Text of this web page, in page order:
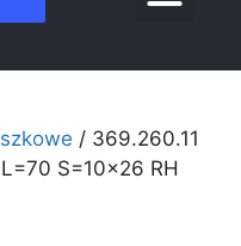
/ 369.260.11
S=10×26 RH